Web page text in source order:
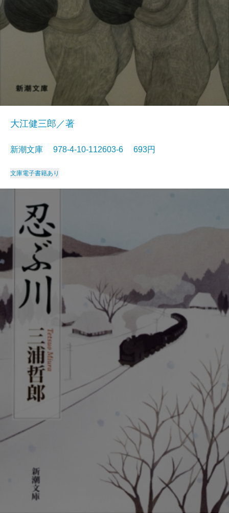
大江健三郎／著
新潮文庫 978-4-10-112603-6 693円
文庫電子書籍あり